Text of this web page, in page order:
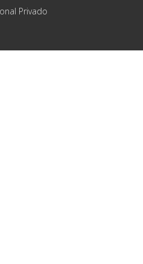
Privado